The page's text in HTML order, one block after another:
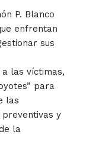
P. Blanco
enfrentan
sus
las víctimas,
para
las
preventivas y
la